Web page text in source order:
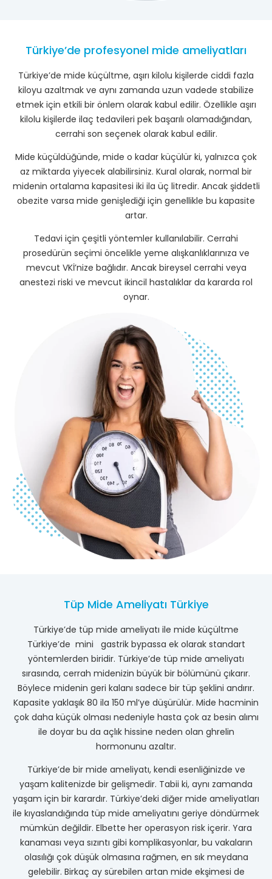
Türkiye’de profesyonel mide ameliyatları
Türkiye’de mide küçültme, aşırı kilolu kişilerde ciddi fazla
kiloyu azaltmak ve aynı zamanda uzun vadede stabilize
etmek için etkili bir önlem olarak kabul edilir. Özellikle aşırı
kilolu kişilerde ilaç tedavileri pek başarılı olamadığından,
cerrahi son seçenek olarak kabul edilir.
Mide küçüldüğünde, mide o kadar küçülür ki, yalnızca çok
az miktarda yiyecek alabilirsiniz. Kural olarak, normal bir
midenin ortalama kapasitesi iki ila üç litredir. Ancak şiddetli
obezite varsa mide genişlediği için genellikle bu kapasite
artar.
Tedavi için çeşitli yöntemler kullanılabilir. Cerrahi
prosedürün seçimi öncelikle yeme alışkanlıklarınıza ve
mevcut VKİ’nize bağlıdır. Ancak bireysel cerrahi veya
anestezi riski ve mevcut ikincil hastalıklar da kararda rol
oynar.
Tüp Mide Ameliyatı Türkiye
Türkiye’de tüp mide ameliyatı ile mide küçültme
Türkiye’de mini gastrik bypassa ek olarak standart
yöntemlerden biridir. Türkiye’de tüp mide ameliyatı
sırasında, cerrah midenizin büyük bir bölümünü çıkarır.
Böylece midenin geri kalanı sadece bir tüp şeklini andırır.
Kapasite yaklaşık 80 ila 150 ml’ye düşürülür. Mide hacminin
çok daha küçük olması nedeniyle hasta çok az besin alımı
ile doyar bu da açlık hissine neden olan ghrelin
hormonunu azaltır.
Türkiye’de bir mide ameliyatı, kendi esenliğinizde ve
yaşam kalitenizde bir gelişmedir. Tabii ki, aynı zamanda
yaşam için bir karardır. Türkiye’deki diğer mide ameliyatları
ile kıyaslandığında tüp mide ameliyatını geriye döndürmek
mümkün değildir. Elbette her operasyon risk içerir. Yara
kanaması veya sızıntı gibi komplikasyonlar, bu vakaların
olasılığı çok düşük olmasına rağmen, en sık meydana
gelebilir. Birkaç ay sürebilen artan mide ekşimesi de